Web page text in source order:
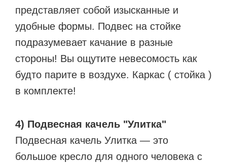
представляет собой изысканные и
удобные формы. Подвес на стойке
подразумевает качание в разные
стороны! Вы ощутите невесомость как
будто парите в воздухе. Каркас ( стойка )
в комплекте!
4) Подвесная качель "Улитка"
Подвесная качель Улитка — это
большое кресло для одного человека с